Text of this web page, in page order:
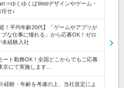
ゆくゆくはWebデザインやゲーム・
任せ♪
！平均年齢20代】「ゲームやアプリが
な仕事に憧れる」から応募OK！ゼロ
経験入社
ト勤務OK！全国どこからでもご応募
にて実施します…
経験・年齢を考慮の上、当社規定によ